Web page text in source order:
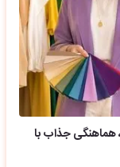
هماهنگی جذاب با